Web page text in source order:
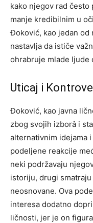
kako njegov rad
manje kredibilnim u
Đoković, kao jedan od
nastavlja da ističe
ohrabruje mlade ljude
Uticaj i
Đoković, kao javna
zbog svojih izborâ i
alternativnim idejama
podeljene reakcije
neki podržavaju
istoriju, drugi
neosnovane. Ova
interesa dodatno
ličnosti, jer je on